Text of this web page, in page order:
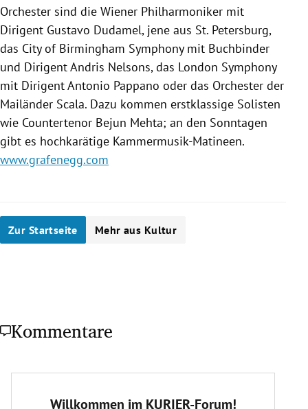
Orchester sind die Wiener Philharmoniker mit
Dirigent Gustavo Dudamel, jene aus St. Petersburg,
das City of Birmingham Symphony mit Buchbinder
und DirigentAndris Nelsons, das London Symphony
mit DirigentAntonio Pappano oder das Orchester der
Mailänder Scala. Dazu kommen erstklassige Solisten
wie Countertenor Bejun Mehta; an den Sonntagen
gibt es hochkarätige Kammermusik-Matineen.
www.grafenegg.com
Zur Startseite Mehr aus Kultur
Kommentare